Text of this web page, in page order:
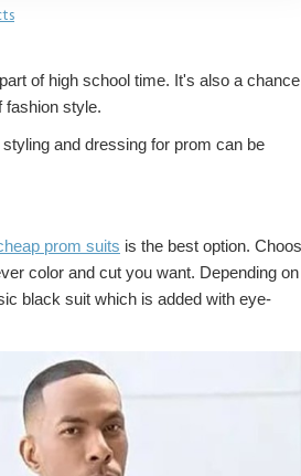
of high school time. It's also a chance
fashion style.
and dressing for prom can be
prom suits is the best option.
color and cut you want. Depending on
black suit which is added with eye-